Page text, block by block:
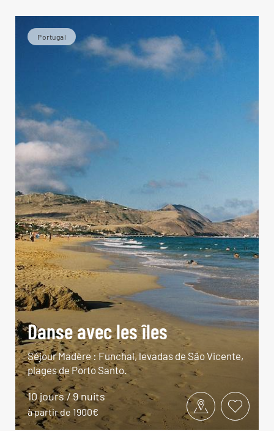
Portugal
Danse avec les îles
Séjour Madère : Funchal, levadas de São Vicente,
plages de Porto Santo.
10 jours / 9 nuits
à partir de 1900€